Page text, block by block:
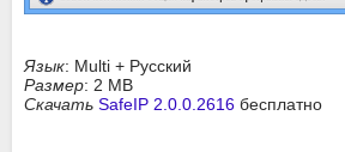
Язык: Multi + Русский
Размер: 2 MB
Скачать SafeIP 2.0.0.2616 бесплатно